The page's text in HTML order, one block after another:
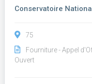
Conservatoire
75
Fourniture - Appel
Ouvert